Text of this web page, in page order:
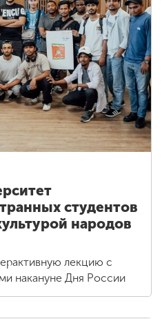
студентов
народов
лекцию с
накануне Дня России